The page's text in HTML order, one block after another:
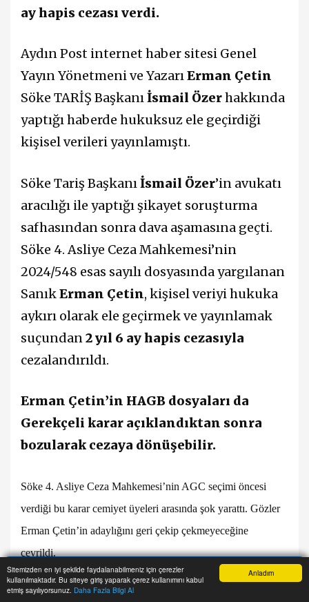
Anladım
Sitemizden en iyi şekilde faydalanabilmeniz için çerezler
kullanılmaktadır. Bu siteye giriş yaparak çerez kullanımını kabul
etmiş sayılıyorsunuz. Daha Fazla Bilgi Al
ay hapis cezası verdi.
Aydın Post internet haber sitesi Genel
Yayın Yönetmeni ve YazarıErman Çetin
Söke TARİŞ Başkanıİsmail Özerhakkında
yaptığı haberde hukuksuz ele geçirdiği
kişisel verileri yayınlamıştı.
Söke Tariş Başkanıİsmail Özer’in avukatı
aracılığı ile yaptığı şikayet soruşturma
safhasından sonra dava aşamasına geçti.
Söke 4. Asliye Ceza Mahkemesi’nin
2024/548 esas sayılı dosyasında yargılanan
SanıkErman Çetin, kişisel veriyi hukuka
aykırı olarak ele geçirmek ve yayınlamak
suçundan2 yıl 6 ay hapis cezasıyla
cezalandırıldı.
Erman Çetin’in HAGB dosyaları da
Gerekçeli karar açıklandıktan sonra
bozularak cezaya dönüşebilir.
Söke 4. Asliye Ceza Mahkemesi’nin AGC seçimi öncesi
verdiği bu karar cemiyet üyeleri arasında şok yarattı. Gözler
Erman Çetin’in adaylığını geri çekip çekmeyeceğine
çevrildi.
Anasayfa Haber Ara İhbar Hattı Menu